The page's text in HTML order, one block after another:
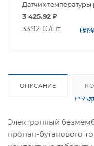
Датчик температуры
3 425.92₽
33.92 € /шт
ОПИСАНИЕ
Электронный
пропан-бутанового